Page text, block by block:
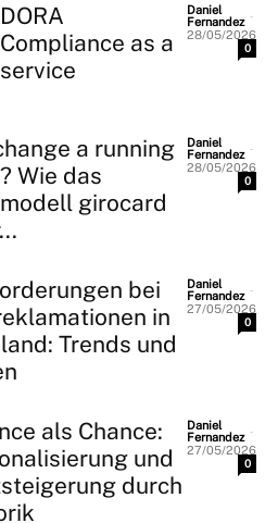
DORA
Compliance as a
service
Daniel
Fernandez -
28/05/2026
0
a running
Wie das
girocard
Daniel
Fernandez -
28/05/2026
0
bei
in
Trends und
Daniel
Fernandez -
27/05/2026
0
als Chance:
und
durch
Daniel
Fernandez -
27/05/2026
0